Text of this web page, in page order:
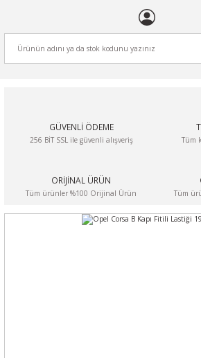
GÜVENLİ ÖDEME
256 BİT SSL ile güvenli alışveriş Tüm
ORİJİNAL ÜRÜN
Tüm ürünler %100 Orijinal Ürün Tüm